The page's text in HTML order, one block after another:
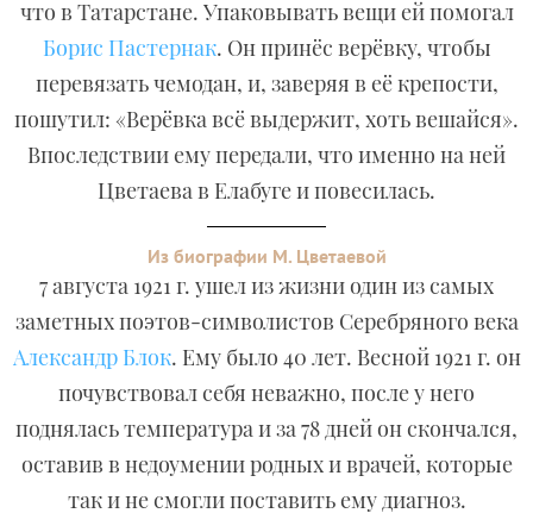
что в Татарстане. Упаковывать вещи ей помогал
Борис Пастернак. Он принёс верёвку, чтобы
перевязать чемодан, и, заверяя в её крепости,
пошутил: «Верёвка всё выдержит, хоть вешайся».
Впоследствии ему передали, что именно на ней
Цветаева в Елабуге и повесилась.
Из биографии М. Цветаевой
7 августа 1921 г. ушел из жизни один из самых
заметных поэтов-символистов Серебряного века
Александр Блок. Ему было 40 лет. Весной 1921 г. он
почувствовал себя неважно, после у него
поднялась температура и за 78 дней он скончался,
оставив в недоумении родных и врачей, которые
так и не смогли поставить ему диагноз.